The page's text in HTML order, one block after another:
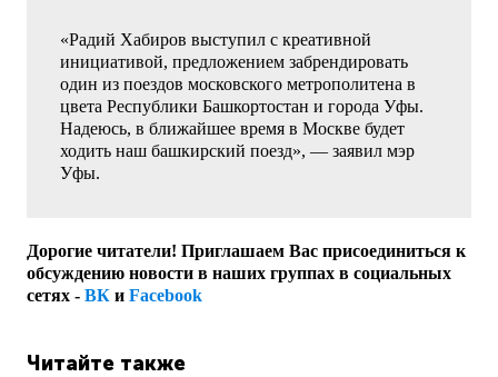
«Радий Хабиров выступил с креативной
инициативой, предложением забрендировать
один из поездов московского метрополитена в
цвета Республики Башкортостан и города Уфы.
Надеюсь, в ближайшее время в Москве будет
ходить наш башкирский поезд», — заявил мэр
Уфы.
Дорогие читатели! Приглашаем Вас присоединиться к
обсуждению новости в наших группах в социальных
сетях - ВК и Facebook
Читайте также